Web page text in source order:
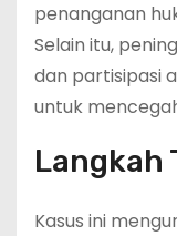
penanganan
Selain itu,
dan partisipasi
untuk
Langkah
Kasus ini